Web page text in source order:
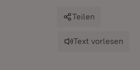
Teilen
Text vorlesen